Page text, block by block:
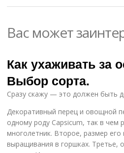
Вас может
Как ухаживать за
Выбор сорта.
Сразу скажу — это должен быть
Декоративный перец и овощной
одному роду Capsicum, так в чем
многолетник. Второе, размер
выращивания в горшках. Третье,